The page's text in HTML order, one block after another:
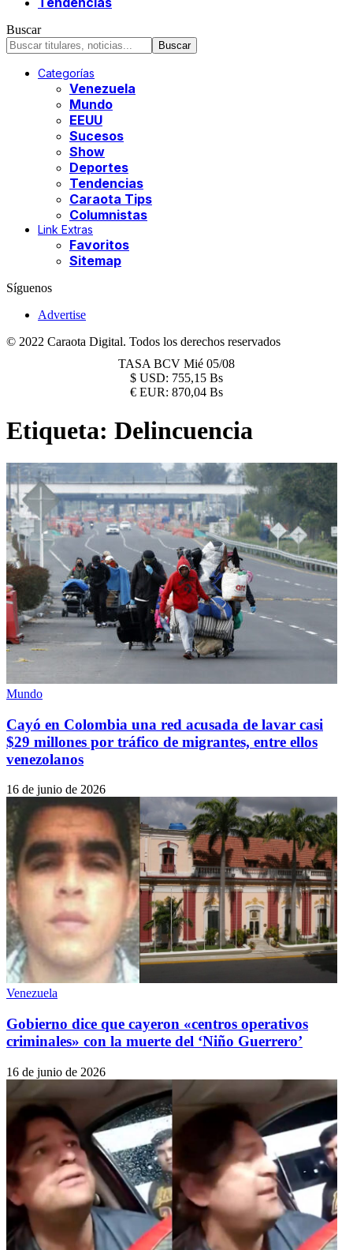
Buscar
Categorías
Venezuela
Mundo
EEUU
Sucesos
Show
Deportes
Tendencias
Caraota Tips
Columnistas
Link Extras
Favoritos
Sitemap
Síguenos
Advertise
© 2022 Caraota Digital. Todos los derechos reservados
TASA BCV Mié 05/08
$ USD: 755,15 Bs
€ EUR: 870,04 Bs
Etiqueta: Delincuencia
Mundo
Cayó en Colombia una red acusada de lavar casi
$29 millones por tráfico de migrantes, entre ellos
venezolanos
16 de junio de 2026
Venezuela
Gobierno dice que cayeron «centros operativos
criminales» con la muerte del ‘Niño Guerrero’
16 de junio de 2026